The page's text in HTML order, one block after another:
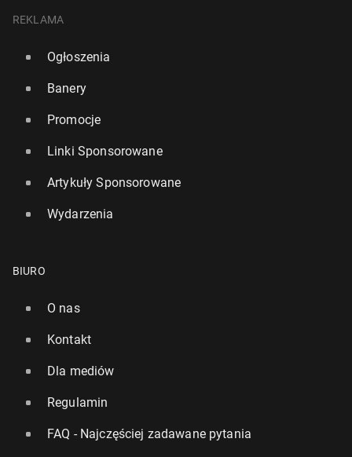
REKLAMA
Ogłoszenia
Banery
Promocje
Linki Sponsorowane
Artykuły Sponsorowane
Wydarzenia
BIURO
O nas
Kontakt
Dla mediów
Regulamin
FAQ - Najczęściej zadawane pytania